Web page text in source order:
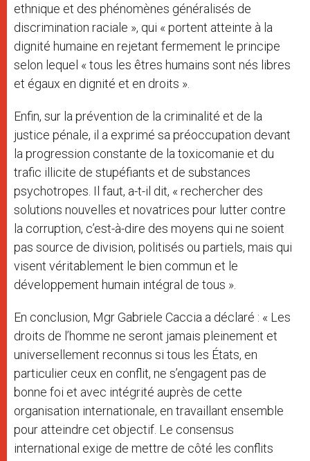
ethnique et des phénomènes généralisés de
discrimination raciale », qui « portent atteinte à la
dignité humaine en rejetant fermement le principe
selon lequel « tous les êtres humains sont nés libres
et égaux en dignité et en droits ».
Enfin, sur la prévention de la criminalité et de la
justice pénale, il a exprimé sa préoccupation devant
la progression constante de la toxicomanie et du
trafic illicite de stupéfiants et de substances
psychotropes. Il faut, a-t-il dit, « rechercher des
solutions nouvelles et novatrices pour lutter contre
la corruption, c’est-à-dire des moyens qui ne soient
pas source de division, politisés ou partiels, mais qui
visent véritablement le bien commun et le
développement humain intégral de tous ».
En conclusion, Mgr Gabriele Caccia a déclaré : « Les
droits de l’homme ne seront jamais pleinement et
universellement reconnus si tous les États, en
particulier ceux en conflit, ne s’engagent pas de
bonne foi et avec intégrité auprès de cette
organisation internationale, en travaillant ensemble
pour atteindre cet objectif. Le consensus
international exige de mettre de côté les conflits